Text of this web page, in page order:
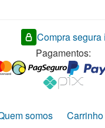
Compra segura ℹ️
Pagamentos:
somos Carrinho